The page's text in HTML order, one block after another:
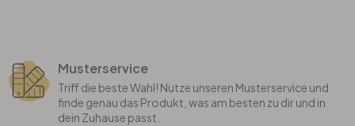
Musterservice
Triff die beste Wahl! Nutze unseren Musterservice und
finde genau das Produkt, was am besten zu dir und in
dein Zuhause passt.